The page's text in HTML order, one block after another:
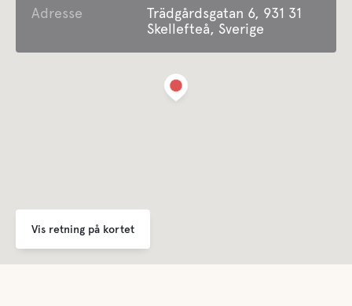
Du kan bruge Skellefteå Campings anlæg til tømning af
Mad og drikkevarer
Adresse
Trädgårdsgatan 6, 931 31
Skellefteå, Sverige
Vis retning på kortet